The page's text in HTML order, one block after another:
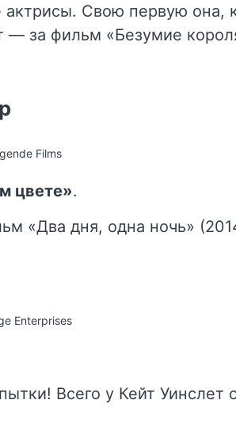
Свою первую она,
за фильм «Безумие
Films
цвете».
«Два дня, одна ночь»
Enterprises
Всего у Кейт Уинслет